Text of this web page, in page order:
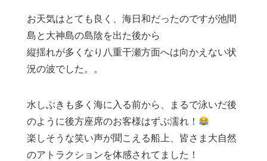
お天気はとても良く、海日和だったのですが池間
島と大神島の島陰を出た後から
縦揺れが多くなり八重干瀬方面へは向かえない状
況の波でした。。
水しぶきも多く海に入る前から、まるで泳いだ後
のように後方座席のお客様はずぶ濡れ！
楽しそうな笑い声が聞こえる船上、皆さま大自然
のアトラクションを体感されてました！